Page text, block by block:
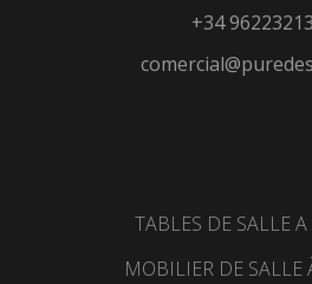
+34
TABLES DE SALLE
MOBILIER DE SALLE